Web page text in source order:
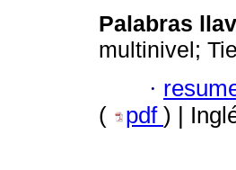
Palabras
multinivel;
·
(
pdf ) |